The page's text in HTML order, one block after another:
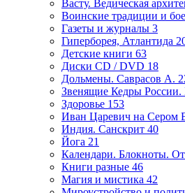
Васту. Ведическая
Воинские традиции и
Газеты и журналы 3
Гиперборея, Атлантида
Детские книги 63
Диски CD / DVD 18
Дольмены. Саврасов А.
Звенящие Кедры
Здоровье 153
Иван Царевич на Сером
Индия. Санскрит 40
Йога 21
Календари. Блокноты.
Книги разные 46
Магия и мистика 42